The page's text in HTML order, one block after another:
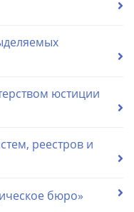
юстиции
реестров и
бюро»